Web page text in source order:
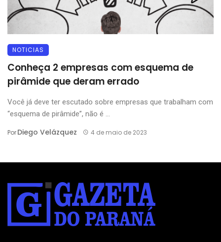
NOTICIAS
Conheça 2 empresas com esquema de
pirâmide que deram errado
Você já deve ter escutado sobre empresas que trabalham com
“esquema de pirâmide”, não é ...
PorDiego Velázquez 4 de maio de 2023